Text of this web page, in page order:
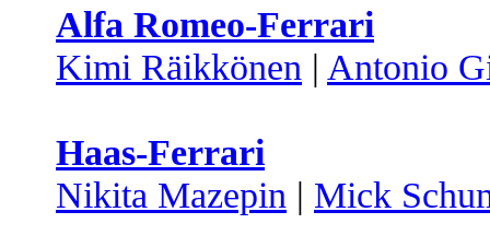
Alfa Romeo-Ferrari
Kimi Räikkönen | Antonio
Haas-Ferrari
Nikita Mazepin | Mick